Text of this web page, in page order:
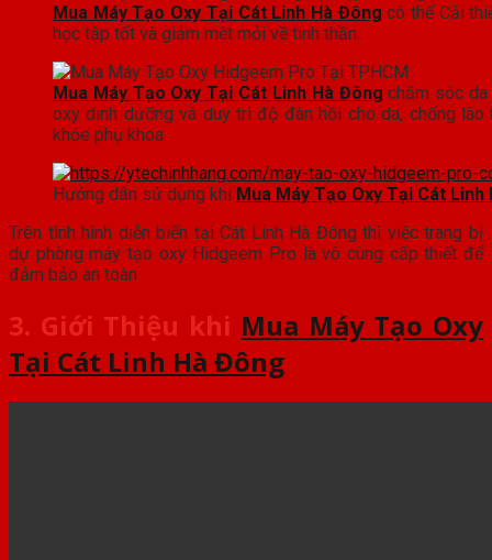
Mua Máy Tạo Oxy Tại Cát Linh Hà Đông có thể Cải
học tập tốt và giảm mệt mỏi về tinh thần.
Mua Máy Tạo Oxy Tại Cát Linh Hà Đông chăm sóc da
oxy dinh dưỡng và duy trì độ đàn hồi cho da, chống
khỏe phụ khoa.
Hướng dẫn sử dụng khi Mua Máy Tạo Oxy Tại Cát Linh
Trên tình hình diễn biến tại Cát Linh Hà Đông thì việc trang bị
dự phòng máy tạo oxy Hidgeem Pro là vô cùng cấp thiết để
đảm bảo an toàn
3. Giới Thiệu khi Mua Máy Tạo Oxy
Tại Cát Linh Hà Đông